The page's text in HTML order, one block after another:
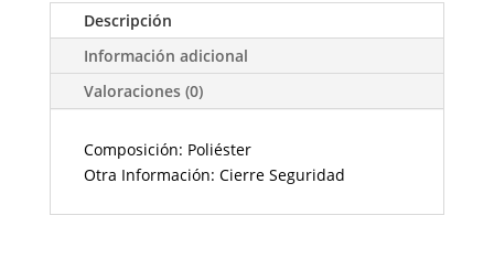
Descripción
Información adicional
Valoraciones (0)
Composición: Poliéster
Otra Información: Cierre Seguridad